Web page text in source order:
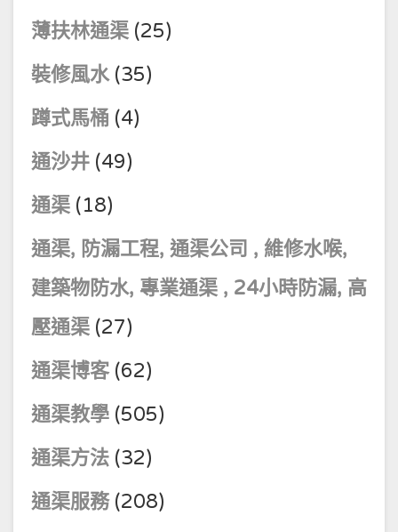
薄扶林通渠 (25)
裝修風水(35)
蹲式馬桶 (4)
通沙井 (49)
通渠 (18)
通渠, 防漏工程, 通渠公司 , 維修水喉,
建築物防水, 專業通渠 , 24小時防漏, 高
壓通渠 (27)
通渠博客(62)
通渠教學 (505)
通渠方法 (32)
通渠服務(208)